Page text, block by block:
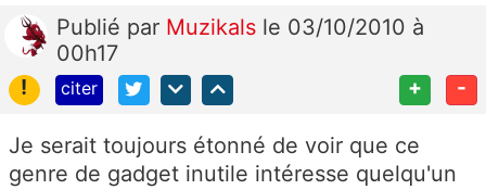
Publié par Muzikals le 03/10/2010 à
00h17
!
citer + -
Je serait toujours étonné de voir que ce
genre de gadget inutile intéresse quelqu'un